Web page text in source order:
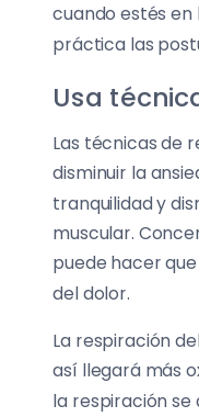
cuando estés en
práctica las
Usa
Las técnicas de
disminuir la
tranquilidad y
muscular.
puede hacer
del dolor.
La respiración
así llegará más
la respiración